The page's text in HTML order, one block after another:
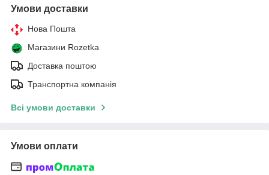
Умови доставки
Нова Пошта
Магазини Rozetka
Доставка поштою
Транспортна компанія
Всі умови доставки
Умови оплати